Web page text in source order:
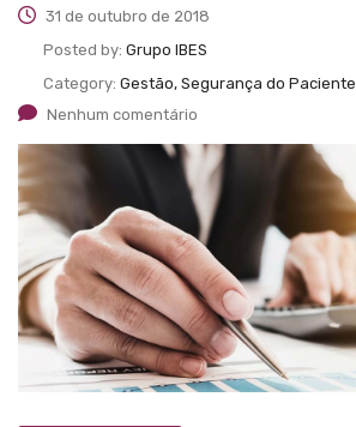
31 de outubro de 2018
Posted by: Grupo IBES
Category: Gestão, Segurança do Paciente
Nenhum comentário